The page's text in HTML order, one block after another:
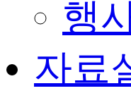
행
자료